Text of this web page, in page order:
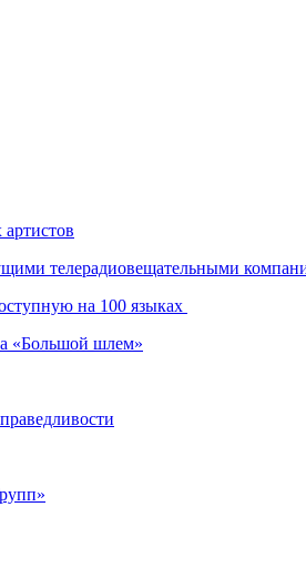
телерадиовещательными
на 100 языках
«Большой шлем»